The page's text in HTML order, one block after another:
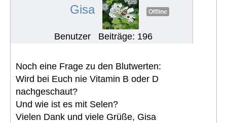
Gisa Offline
Benutzer Beiträge: 196
Noch eine Frage zu den Blutwerten:
Wird bei Euch nie Vitamin B oder D
nachgeschaut?
Und wie ist es mit Selen?
Vielen Dank und viele Grüße, Gisa